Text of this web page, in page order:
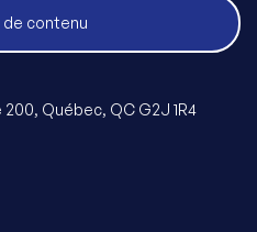
contenu
Québec, QC G2J 1R4